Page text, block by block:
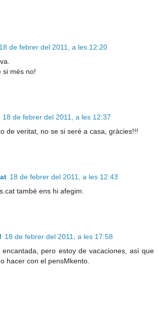
18 de febrer del 2011, a les 12:20
si més no!
18 de febrer del 2011, a les 12:37
de veritat, no se si seré a casa, gràcies!!!
18 de febrer del 2011, a les 12:43
també ens hi afegim.
18 de febrer del 2011, a les 17:58
encantada, pero estoy de vacaciones, así que
hacer con el pensMkento.